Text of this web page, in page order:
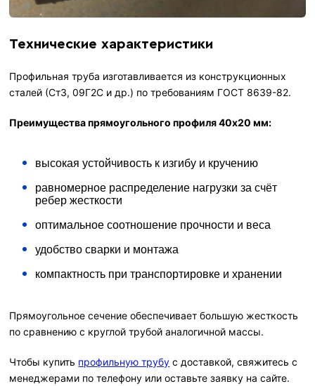
Технические характеристики
Профильная труба изготавливается из конструкционных
сталей (Ст3, 09Г2С и др.) по требованиям ГОСТ 8639-82.
Преимущества прямоугольного профиля 40х20 мм:
высокая устойчивость к изгибу и кручению
равномерное распределение нагрузки за счёт
ребер жесткости
оптимальное соотношение прочности и веса
удобство сварки и монтажа
компактность при транспортировке и хранении
Прямоугольное сечение обеспечивает большую жесткость
по сравнению с круглой трубой аналогичной массы.
Чтобы купить профильную трубу с доставкой, свяжитесь с
менеджерами по телефону или оставьте заявку на сайте.